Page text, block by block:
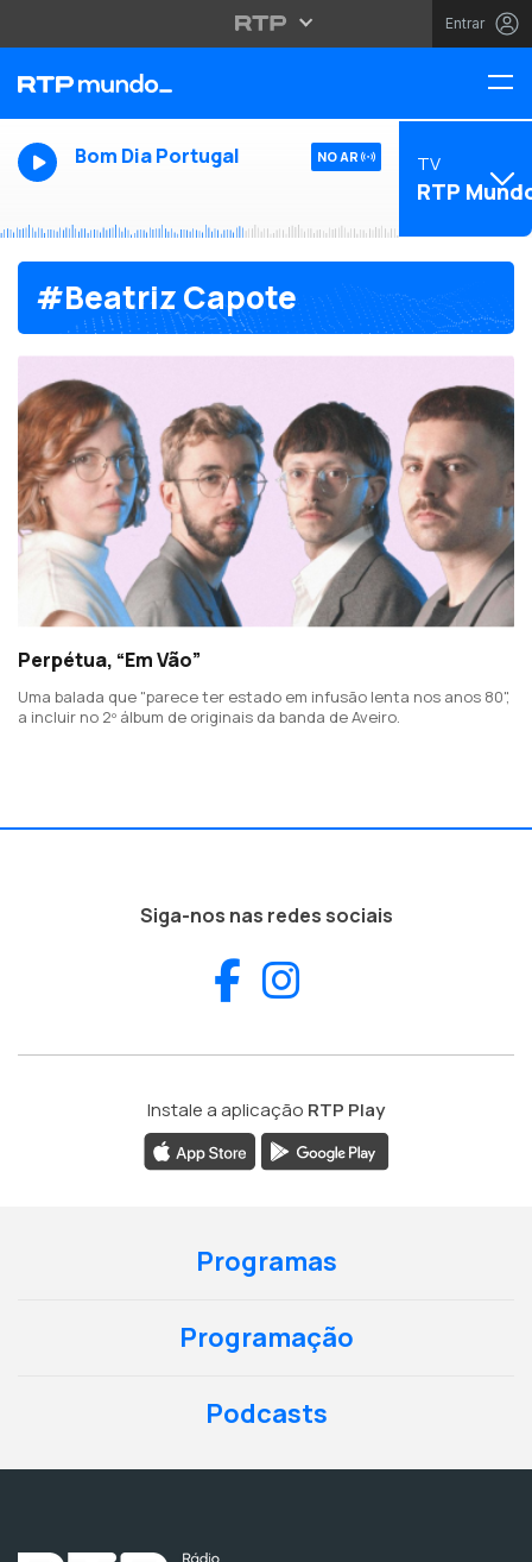
Entrar
Bom Dia Portugal NO AR TV
RTP
#Beatriz Capote
Perpétua, “Em Vão”
Uma balada que "parece ter estado em infusão lenta nos anos 80",
a incluir no 2º álbum de originais da banda de Aveiro.
Siga-nos nas redes sociais
Facebook
Instale a aplicação RTP Play
Programas
Programação
Podcasts